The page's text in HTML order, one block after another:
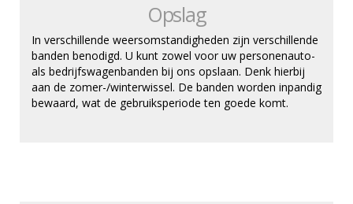
Opslag
In verschillende weersomstandigheden zijn verschillende
banden benodigd. U kunt zowel voor uw personenauto-
als bedrijfswagenbanden bij ons opslaan. Denk hierbij
aan de zomer-/winterwissel. De banden worden inpandig
bewaard, wat de gebruiksperiode ten goede komt.